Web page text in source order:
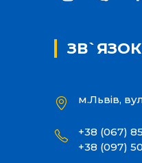
м.Львів,
+38 (067)
+38 (097)